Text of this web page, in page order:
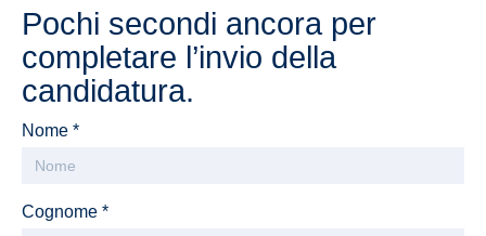
Pochi secondi ancora per
completare l’invio della
candidatura.
Nome *
Cognome *